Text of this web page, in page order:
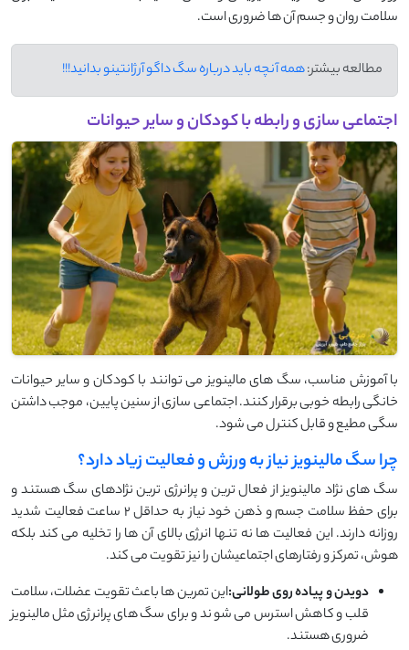
سلامت روان و جسم آن ها ضروری است.
مطالعه بیشتر:همه آنچه باید درباره سگ داگو آرژانتینو بدانید!!!
اجتماعی سازی و رابطه با کودکان و سایر حیوانات
با آموزش مناسب، سگ های مالینویز می توانند با کودکان و سایر حیوانات
خانگی رابطه خوبی برقرار کنند. اجتماعی سازی از سنین پایین، موجب داشتن
سگی مطیع و قابل کنترل می شود.
چرا سگ مالینویز نیاز به ورزش و فعالیت زیاد دارد؟
سگ های نژاد مالینویز از فعال ترین و پرانرژی ترین نژادهای سگ هستند و
برای حفظ سلامت جسم و ذهن خود نیاز به حداقل ۲ ساعت فعالیت شدید
روزانه دارند. این فعالیت ها نه تنها انرژی بالای آن ها را تخلیه می کند بلکه
هوش، تمرکز و رفتارهای اجتماعیشان را نیز تقویت می کند.
دویدن و پیاده روی طولانی:این تمرین ها باعث تقویت عضلات، سلامت
قلب و کاهش استرس می شوند و برای سگ های پرانرژی مثل مالینویز
ضروری هستند.